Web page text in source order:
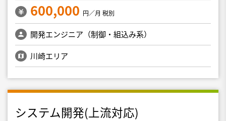
600,000 円／月 税別
開発エンジニア（制御・組込み系）
川崎エリア
システム開発(上流対応)